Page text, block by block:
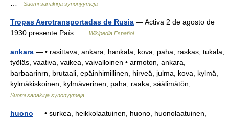
Suomi sanakirja synonyymejä
Tropas Aerotransportadas de Rusia — Activa 2 de agosto de
1930 presente País …
Wikipedia Español
ankara — • rasittava, ankara, hankala, kova, paha, raskas, tukala,
työläs, vaativa, vaikea, vaivalloinen • armoton, ankara,
barbaarinrn, brutaali, epäinhimillinen, hirveä, julma, kova, kylmä,
kylmäkiskoinen, kylmäverinen, paha, raaka, säälimätön,… …
Suomi sanakirja synonyymejä
huono — • surkea, heikkolaatuinen, huono, huonolaatuinen,